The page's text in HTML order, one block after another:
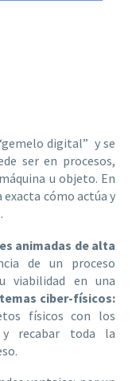
digital” y se
ser en procesos,
u objeto. En
cómo actúa y
animadas de alta
de un proceso
viabilidad en una
ciber-físicos:
físicos con los
y recabar toda la